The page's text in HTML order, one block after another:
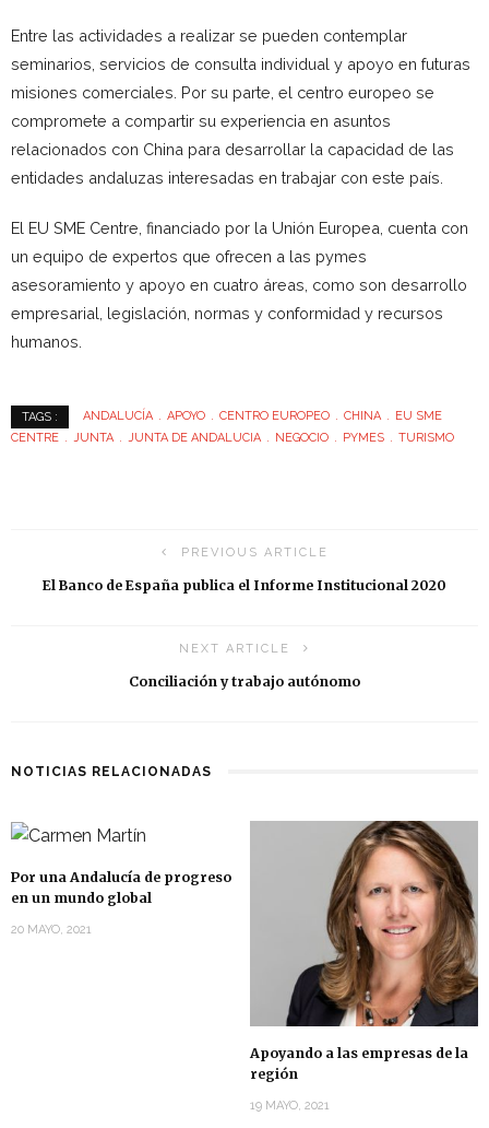
Entre las actividades a realizar se pueden contemplar
seminarios, servicios de consulta individual y apoyo en futuras
misiones comerciales. Por su parte, el centro europeo se
compromete a compartir su experiencia en asuntos
relacionados con China para desarrollar la capacidad de las
entidades andaluzas interesadas en trabajar con este país.
El EU SME Centre, financiado por la Unión Europea, cuenta con
un equipo de expertos que ofrecen a las pymes
asesoramiento y apoyo en cuatro áreas, como son desarrollo
empresarial, legislación, normas y conformidad y recursos
humanos.
TAGS : ANDALUCÍA APOYO CENTRO EUROPEO CHINA
EU SME
CENTRE
JUNTA JUNTA DE ANDALUCIA NEGOCIO PYMES TURISMO
PREVIOUS ARTICLE
El Banco de España publica el Informe Institucional 2020
NEXT ARTICLE
Conciliación y trabajo autónomo
NOTICIAS RELACIONADAS
Por una Andalucía de progreso
en un mundo global
20 MAYO, 2021
Apoyando a las empresas de la
región
19 MAYO, 2021